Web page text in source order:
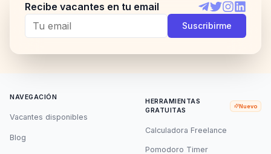
Recibe vacantes en tu email
Telegram
TwitterInstagram
Suscribirme
NAVEGACIÓN
Vacantes disponibles
Blog
HERRAMIENTAS
GRATUITAS
Nuevo
Calculadora Freelance
Pomodoro Timer